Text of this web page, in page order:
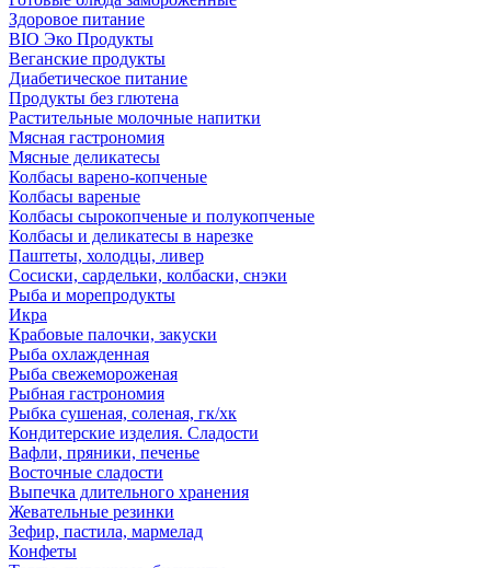
Здоровое питание
BIO Эко Продукты
Веганские продукты
Диабетическое питание
Продукты без глютена
Растительные молочные напитки
Мясная гастрономия
Мясные деликатесы
Колбасы варено-копченые
Колбасы вареные
Колбасы сырокопченые и полукопченые
Колбасы и деликатесы в нарезке
Паштеты, холодцы, ливер
Сосиски, сардельки, колбаски, снэки
Рыба и морепродукты
Икра
Крабовые палочки, закуски
Рыба охлажденная
Рыба свежемороженая
Рыбная гастрономия
Рыбка сушеная, соленая, гк/хк
Кондитерские изделия. Сладости
Вафли, пряники, печенье
Восточные сладости
Выпечка длительного хранения
Жевательные резинки
Зефир, пастила, мармелад
Конфеты